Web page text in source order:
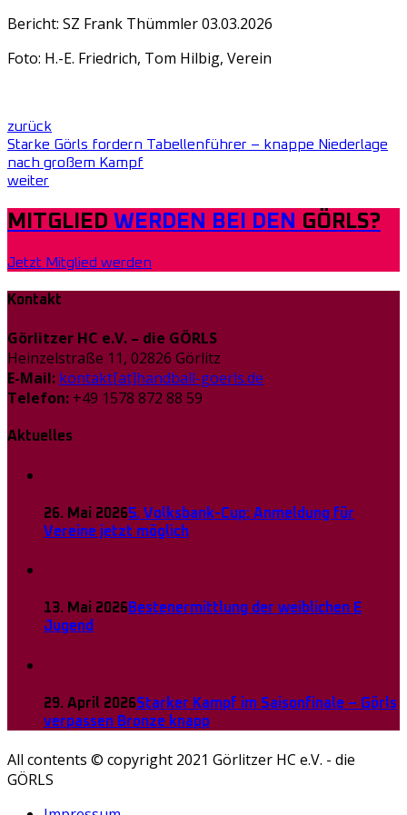
Bericht: SZ Frank Thümmler 03.03.2026
Foto: H.-E. Friedrich, Tom Hilbig, Verein
zurück
Starke Görls fordern Tabellenführer – knappe Niederlage
nach großem Kampf
weiter
MITGLIED WERDEN BEI DEN GÖRLS?
Jetzt Mitglied werden
Kontakt
Görlitzer HC e.V. – die GÖRLS
Heinzelstraße 11, 02826 Görlitz
E-Mail: kontakt[at]handball-goerls.de
Telefon: +49 1578 872 88 59
Aktuelles
26. Mai 20265. Volksbank-Cup: Anmeldung für
Vereine jetzt möglich
13. Mai 2026Bestenermittlung der weiblichen E
Jugend
29. April 2026Starker Kampf im Saisonfinale – Görls
verpassen Bronze knapp
All contents © copyright 2021 Görlitzer HC e.V. - die
GÖRLS